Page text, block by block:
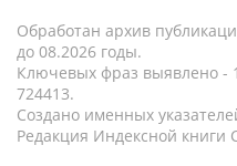
Обработан архив
до 08.2026 годы.
Ключевых фраз выявлено -
724413.
Создано именных
Редакция Индексной книги